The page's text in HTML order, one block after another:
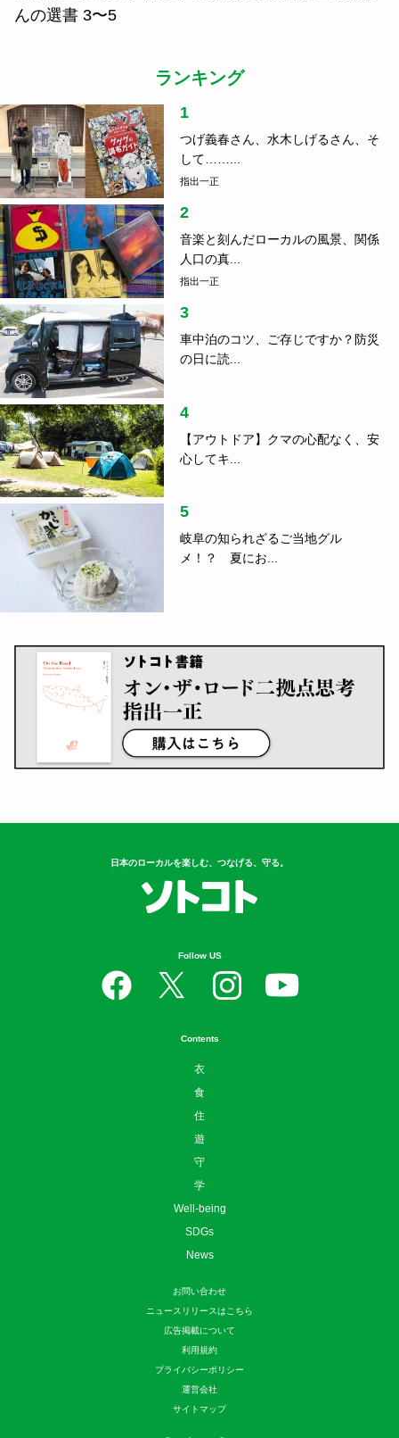
んの選書 3〜5
ランキング
1
つげ義春さん、水木しげるさん、そ
して……...
指出一正
2
音楽と刻んだローカルの風景、関係
人口の真...
指出一正
3
車中泊のコツ、ご存じですか？防災
の日に読...
4
【アウトドア】クマの心配なく、安
心してキ...
5
岐阜の知られざるご当地グル
メ！？ 夏にお...
日本のローカルを楽しむ、つなげる、守る。
Follow US
Contents
衣
食
住
遊
守
学
Well-being
SDGs
News
お問い合わせ
ニュースリリースはこちら
広告掲載について
利用規約
プライバシーポリシー
運営会社
サイトマップ